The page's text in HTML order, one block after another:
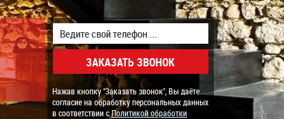
Нажав кнопку "Заказать звонок", Вы даёте
согласие на обработку персональных данных
в соответствии сПолитикой обработки